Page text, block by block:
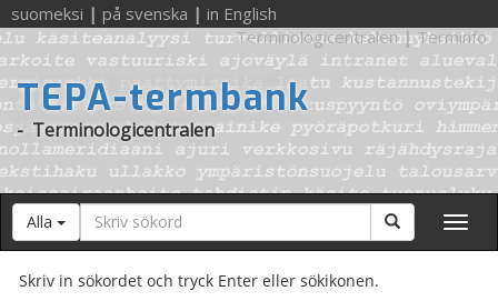
suomeksi | på svenska | in English
Terminologicentralen | Terminfo
TEPA-termbank
- Terminologicentralen
Alla Sökord Sök